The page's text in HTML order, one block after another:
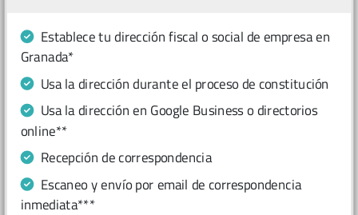
Establece tu dirección fiscal o social de empresa en
Granada*
Usa la dirección durante el proceso de constitución
Usa la dirección en Google Business o directorios
online**
Recepción de correspondencia
Escaneo y envío por email de correspondencia
inmediata***